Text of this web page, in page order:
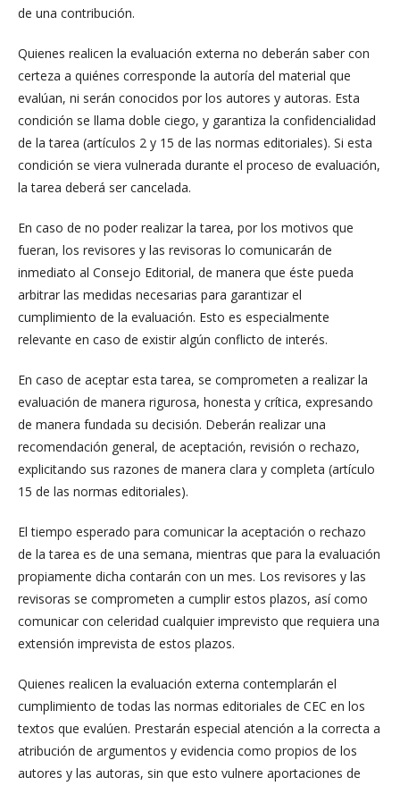
de una contribución.
Quienes realicen la evaluación externa no deberán saber con
certeza a quiénes corresponde la autoría del material que
evalúan, ni serán conocidos por los autores y autoras. Esta
condición se llama doble ciego, y garantiza la confidencialidad
de la tarea (artículos 2 y 15 de las normas editoriales). Si esta
condición se viera vulnerada durante el proceso de evaluación,
la tarea deberá ser cancelada.
En caso de no poder realizar la tarea, por los motivos que
fueran, los revisores y las revisoras lo comunicarán de
inmediato al Consejo Editorial, de manera que éste pueda
arbitrar las medidas necesarias para garantizar el
cumplimiento de la evaluación. Esto es especialmente
relevante en caso de existir algún conflicto de interés.
En caso de aceptar esta tarea, se comprometen a realizar la
evaluación de manera rigurosa, honesta y crítica, expresando
de manera fundada su decisión. Deberán realizar una
recomendación general, de aceptación, revisión o rechazo,
explicitando sus razones de manera clara y completa (artículo
15 de las normas editoriales).
El tiempo esperado para comunicar la aceptación o rechazo
de la tarea es de una semana, mientras que para la evaluación
propiamente dicha contarán con un mes. Los revisores y las
revisoras se comprometen a cumplir estos plazos, así como
comunicar con celeridad cualquier imprevisto que requiera una
extensión imprevista de estos plazos.
Quienes realicen la evaluación externa contemplarán el
cumplimiento de todas las normas editoriales de CEC en los
textos que evalúen. Prestarán especial atención a la correcta a
atribución de argumentos y evidencia como propios de los
autores y las autoras, sin que esto vulnere aportaciones de